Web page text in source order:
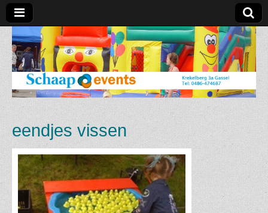
Schaap
Events
eendjes vissen